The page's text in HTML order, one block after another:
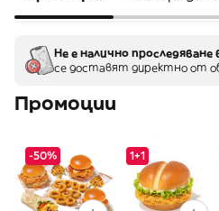
Не е налично проследяване
се доставят директно от
Промоции
-50% 1+1